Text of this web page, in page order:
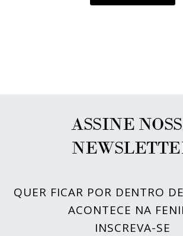
ASSINE
QUER FICAR POR DENTRO
ACONTECE NA
INSCREVA-SE